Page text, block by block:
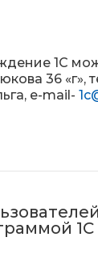
1С
36 «г»,
e-mail-
1С